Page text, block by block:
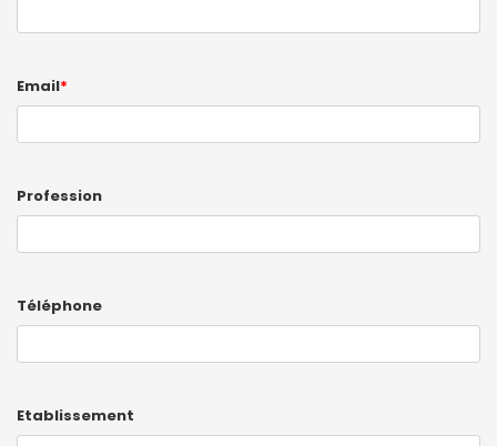
Email*
Profession
Téléphone
Etablissement